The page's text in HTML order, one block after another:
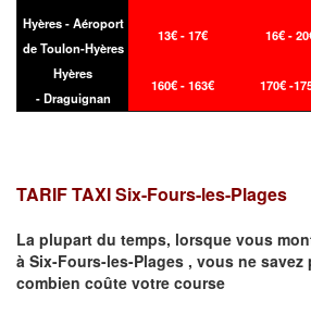
Hyères - Aéroport
de Toulon-Hyères
13€ - 17€ 16€ -
Hyères
- Draguignan
160€ - 163€ 170€ -
TARIF TAXI Six-Fours-les-Plages
La plupart du temps, lorsque vous
à Six-Fours-les-Plages , vous ne savez
combien coûte votre course